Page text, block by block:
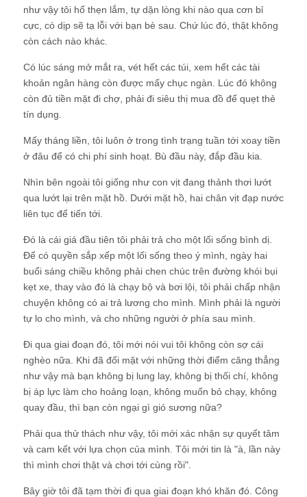
như vậy tôi hổ thẹn lắm, tự dặn lòng khi nào qua cơn bỉ
cực, có dịp sẽ tạ lỗi với bạn bè sau. Chứ lúc đó, thật không
còn cách nào khác.
Có lúc sáng mở mắt ra, vét hết các túi, xem hết các tài
khoản ngân hàng còn được mấy chục ngàn. Lúc đó không
còn đủ tiền mặt đi chợ, phải đi siêu thị mua đồ để quẹt thẻ
tín dụng.
Mấy tháng liền, tôi luôn ở trong tình trạng tuần tới xoay tiền
ở đâu để có chi phí sinh hoạt. Bù đầu này, đắp đầu kia.
Nhìn bên ngoài tôi giống như con vịt đang thảnh thơi lướt
qua lướt lại trên mặt hồ. Dưới mặt hồ, hai chân vịt đạp nước
liên tục để tiến tới.
Đó là cái giá đầu tiên tôi phải trả cho một lối sống bình dị.
Để có quyền sắp xếp một lối sống theo ý mình, ngày hai
buổi sáng chiều không phải chen chúc trên đường khói bụi
kẹt xe, thay vào đó là chạy bộ và bơi lội, tôi phải chấp nhận
chuyện không có ai trả lương cho mình. Mình phải là người
tự lo cho mình, và cho những người ở phía sau mình.
Đi qua giai đoạn đó, tôi mới nói vui tôi không còn sợ cái
nghèo nữa. Khi đã đối mặt với những thời điểm căng thẳng
như vậy mà bạn không bị lung lay, không bị thối chí, không
bị áp lực làm cho hoảng loạn, không muốn bỏ chạy, không
quay đầu, thì bạn còn ngại gì gió sương nữa?
Phải qua thử thách như vậy, tôi mới xác nhận sự quyết tâm
và cam kết với lựa chọn của mình. Tôi mới tin là "à, lần này
thì mình chơi thật và chơi tới cùng rồi".
Bây giờ tôi đã tạm thời đi qua giai đoạn khó khăn đó. Công